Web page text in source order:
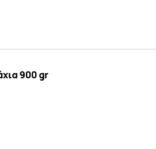
900 gr